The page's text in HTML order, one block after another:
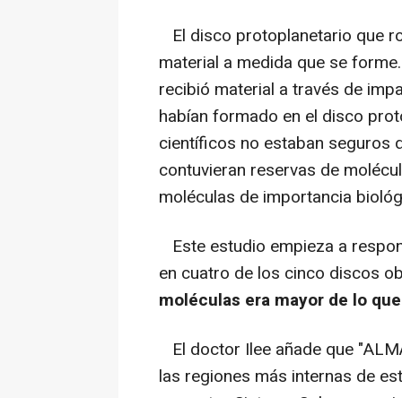
El disco protoplanetario que
material a medida que se
recibió material a través de
habían formado en el disco
científicos no estaban seguros
contuvieran reservas de
moléculas de importancia
Este estudio empieza a
en cuatro de los cinco discos
moléculas era mayor de lo
El doctor Ilee añade que
las regiones más internas de